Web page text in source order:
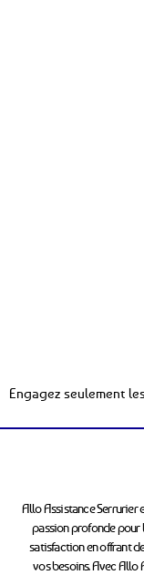
Engagez seulement
Allo Assistance Serrurier
passion profonde pour
satisfaction en offrant
vos besoins. Avec Allo